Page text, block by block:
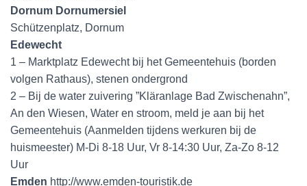
Dornum Dornumersiel
Schützenplatz, Dornum
Edewecht
1 – Marktplatz Edewecht bij het Gemeentehuis (borden
volgen Rathaus), stenen ondergrond
2 – Bij de water zuivering ”Kläranlage Bad Zwischenahn”,
An den Wiesen, Water en stroom, meld je aan bij het
Gemeentehuis (Aanmelden tijdens werkuren bij de
huismeester) M-Di 8-18 Uur, Vr 8-14:30 Uur, Za-Zo 8-12
Uur
Emden http://www.emden-touristik.de